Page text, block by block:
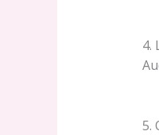
4.
5.